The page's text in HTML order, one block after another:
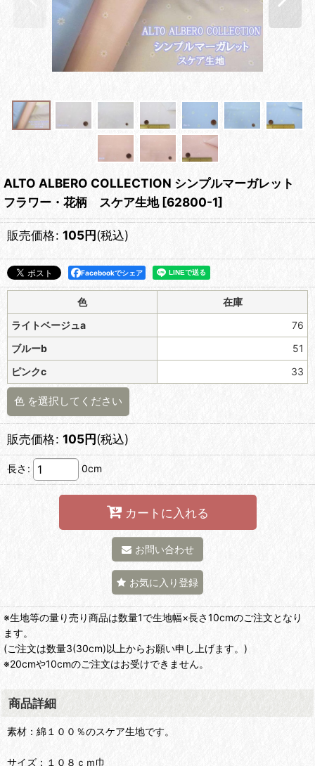
ALTO ALBERO COLLECTION シンプルマーガレット
フラワー・花柄 スケア生地 [62800-1]
販売価格: 105円(税込)
Facebookでシェア
色
在庫
ライトベージュa
76
ブルーb
51
ピンクc
33
色 を選択してください
販売価格: 105円(税込)
長さ : 0cm
カートに入れる
お問い合わせ
お気に入り登録
※生地等の量り売り商品は数量1で生地幅×長さ10cmのご注文となり
ます。
(ご注文は数量3(30cm)以上からお願い申し上げます。)
※20cmや10cmのご注文はお受けできません。
商品詳細
素材：綿１００％のスケア生地です。
サイズ：１０８ｃｍ巾